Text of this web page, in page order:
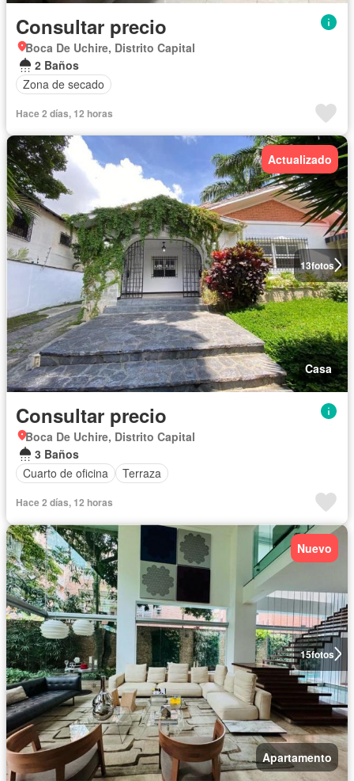
Consultar precio
Boca De Uchire, Distrito Capital
2 Baños
Zona de secado
Hace 2 días, 12 horas
13fotos
Actualizado
Casa
Consultar precio
Boca De Uchire, Distrito Capital
3 Baños
Cuarto de oficina
Terraza
Hace 2 días, 12 horas
15fotos
Nuevo
Apartamento